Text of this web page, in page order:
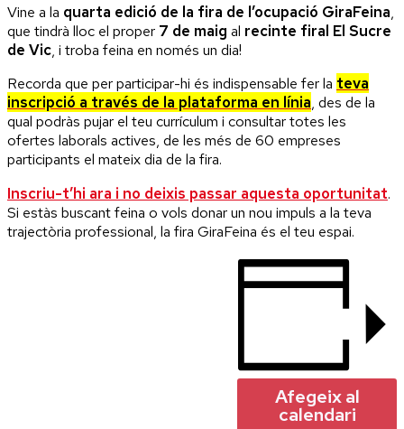
Vine a la quarta edició de la fira de l’ocupació GiraFeina,
que tindrà lloc el proper 7 de maig al recinte firal El Sucre
de Vic, i troba feina en només un dia!
Recorda que per participar-hi és indispensable fer la teva
inscripció a través de la plataforma en línia, des de la
qual podràs pujar el teu currículum i consultar totes les
ofertes laborals actives, de les més de 60 empreses
participants el mateix dia de la fira.
Inscriu-t’hi ara i no deixis passar aquesta oportunitat.
Si estàs buscant feina o vols donar un nou impuls a la teva
trajectòria professional, la fira GiraFeina és el teu espai.
Afegeix al
calendari